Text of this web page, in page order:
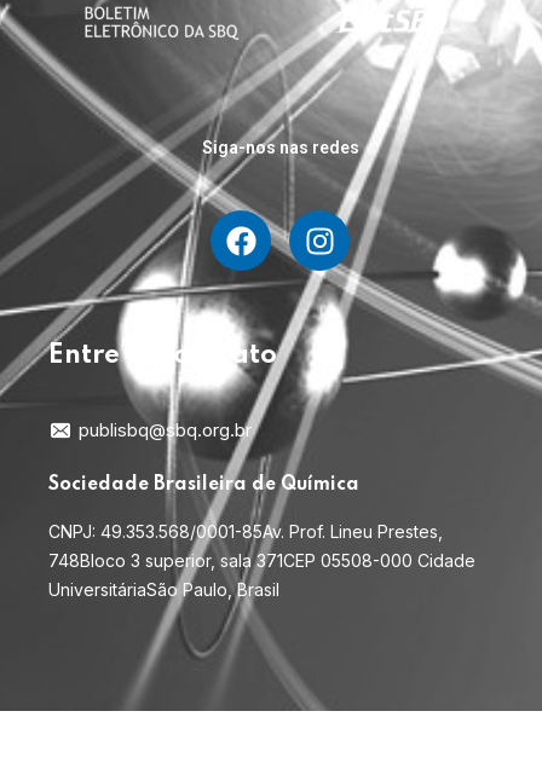
Siga-nos nas redes
Entre em contato
publisbq@sbq.org.br
Sociedade Brasileira de Química
CNPJ: 49.353.568/0001-85Av. Prof. Lineu Prestes,
748Bloco 3 superior, sala 371CEP 05508-000 Cidade
UniversitáriaSão Paulo, Brasil